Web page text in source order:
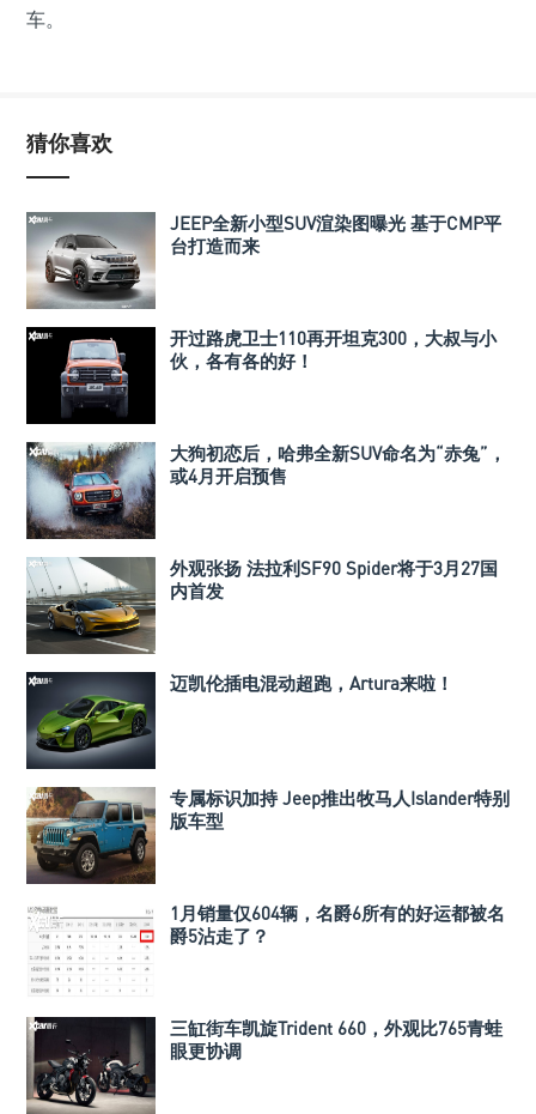
车。
猜你喜欢
JEEP全新小型SUV渲染图曝光 基于CMP平
台打造而来
开过路虎卫士110再开坦克300，大叔与小
伙，各有各的好！
大狗初恋后，哈弗全新SUV命名为“赤兔”，
或4月开启预售
外观张扬 法拉利SF90 Spider将于3月27国
内首发
迈凯伦插电混动超跑，Artura来啦！
专属标识加持 Jeep推出牧马人Islander特别
版车型
1月销量仅604辆，名爵6所有的好运都被名
爵5沾走了？
三缸街车凯旋Trident 660，外观比765青蛙
眼更协调